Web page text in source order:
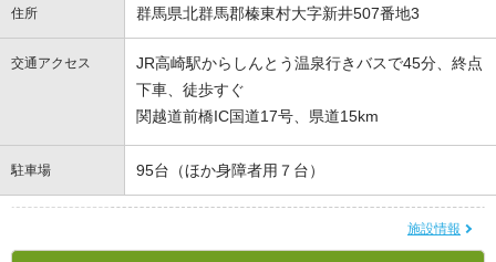
住所 群馬県北群馬郡榛東村大字新井507番地3
交通アクセス
JR高崎駅からしんとう温泉行きバスで45分、終点
下車、徒歩すぐ
関越道前橋IC国道17号、県道15km
駐車場 95台（ほか身障者用７台）
施設情報